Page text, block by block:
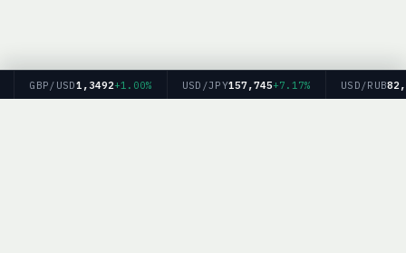
GBP/USD1,3492+1.00% USD/JPY 157,745+7.17% USD/RUB 82,20